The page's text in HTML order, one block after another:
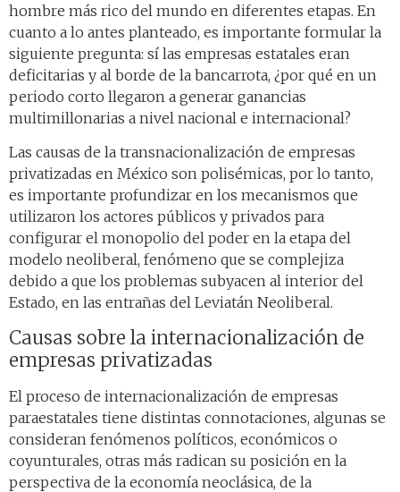
hombre más rico del mundo en diferentes etapas. En
cuanto a lo antes planteado, es importante formular la
siguiente pregunta: sí las empresas estatales eran
deficitarias y al borde de la bancarrota, ¿por qué en un
periodo corto llegaron a generar ganancias
multimillonarias a nivel nacional e internacional?
Las causas de la transnacionalización de empresas
privatizadas en México son polisémicas, por lo tanto,
es importante profundizar en los mecanismos que
utilizaron los actores públicos y privados para
configurar el monopolio del poder en la etapa del
modelo neoliberal, fenómeno que se complejiza
debido a que los problemas subyacen al interior del
Estado, en las entrañas del Leviatán Neoliberal.
Causas sobre la internacionalización de
empresas privatizadas
El proceso de internacionalización de empresas
paraestatales tiene distintas connotaciones, algunas se
consideran fenómenos políticos, económicos o
coyunturales, otras más radican su posición en la
perspectiva de la economía neoclásica, de la